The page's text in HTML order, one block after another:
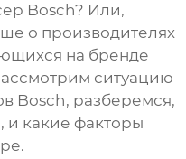
Bosch? Или,
о производителях
на бренде
ситуацию
Bosch, разберемся,
и какие факторы